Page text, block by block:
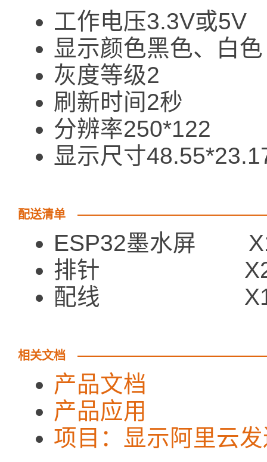
工作电压3.3V或5V
显示颜色黑色、白色
灰度等级2
刷新时间2秒
分辨率250*122
显示尺寸
配送清单
ESP32墨水屏
排针
配线
相关文档
产品文档
产品应用
项目：显示阿里云